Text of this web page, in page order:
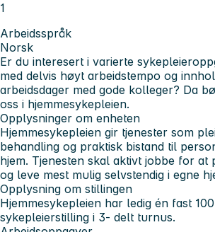
1
Arbeidsspråk
Norsk
Er du interesert i varierte
med delvis høyt arbeidstempo og
arbeidsdager med gode kolleger? Da
oss i hjemmesykepleien.
Opplysninger om enheten
Hjemmesykepleien gir tjenester som
behandling og praktisk bistand til
hjem. Tjenesten skal aktivt jobbe for at
og leve mest mulig selvstendig i egne
Opplysning om stillingen
Hjemmesykepleien har ledig én fast
sykepleierstilling i 3- delt turnus.